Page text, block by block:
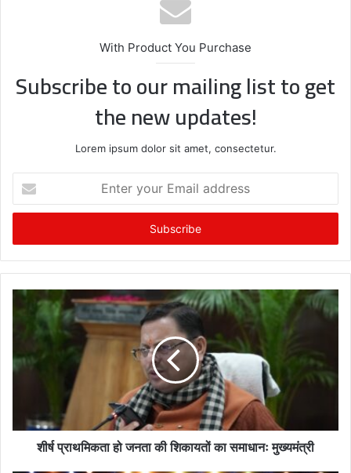
With Product You Purchase
Subscribe to our mailing list to get
the new updates!
Lorem ipsum dolor sit amet, consectetur.
t
r
y
a
शीर्ष प्राथमिकता हो जनता की शिकायतों का समाधानः मुख्यमंत्री